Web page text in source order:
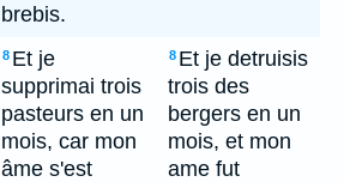
brebis.
8 Et je
supprimai trois
pasteurs en un
mois, car mon
âme s'est
8 Et je detruisis
trois des
bergers en un
mois, et mon
ame fut